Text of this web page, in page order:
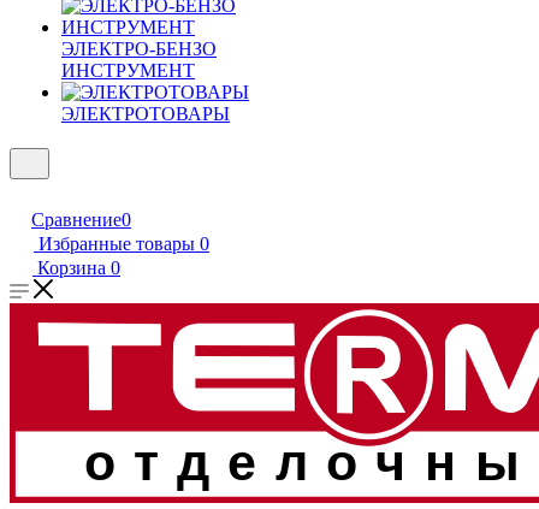
ЭЛЕКТРО-БЕНЗО
ИНСТРУМЕНТ
ЭЛЕКТРОТОВАРЫ
Сравнение0
Избранные товары 0
Корзина 0